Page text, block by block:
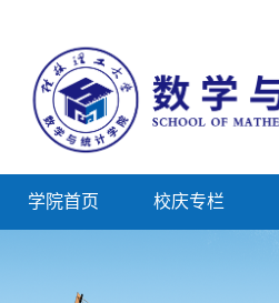
学院首页 校庆专栏